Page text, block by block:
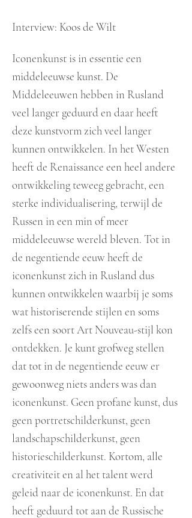
Interview: Koos de Wilt
Iconenkunst is in essentie een
middeleeuwse kunst. De
Middeleeuwen hebben in Rusland
veel langer geduurd en daar heeft
deze kunstvorm zich veel langer
kunnen ontwikkelen. In het Westen
heeft de Renaissance een heel andere
ontwikkeling teweeg gebracht, een
sterke individualisering, terwijl de
Russen in een min of meer
middeleeuwse wereld bleven. Tot in
de negentiende eeuw heeft de
iconenkunst zich in Rusland dus
kunnen ontwikkelen waarbij je soms
wat historiserende stijlen en soms
zelfs een soort Art Nouveau-stijl kon
ontdekken. Je kunt grofweg stellen
dat tot in de negentiende eeuw er
gewoonweg niets anders was dan
iconenkunst. Geen profane kunst, dus
geen portretschilderkunst, geen
landschapschilderkunst, geen
historieschilderkunst. Kortom, alle
creativiteit en al het talent werd
geleid naar de iconenkunst. En dat
heeft geduurd tot aan de Russische